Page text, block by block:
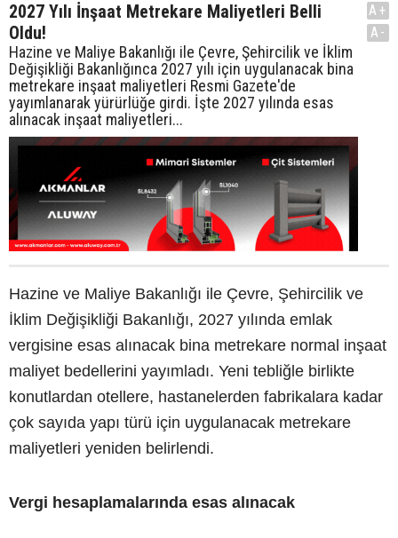
2027 Yılı İnşaat Metrekare Maliyetleri Belli
Oldu!
Hazine ve Maliye Bakanlığı ile Çevre, Şehircilik ve İklim
Değişikliği Bakanlığınca 2027 yılı için uygulanacak bina
metrekare inşaat maliyetleri Resmi Gazete'de
yayımlanarak yürürlüğe girdi. İşte 2027 yılında esas
alınacak inşaat maliyetleri...
A+
A-
Hazine ve Maliye Bakanlığı ile Çevre, Şehircilik ve
İklim Değişikliği Bakanlığı, 2027 yılında emlak
vergisine esas alınacak bina metrekare normal inşaat
maliyet bedellerini yayımladı. Yeni tebliğle birlikte
konutlardan otellere, hastanelerden fabrikalara kadar
çok sayıda yapı türü için uygulanacak metrekare
maliyetleri yeniden belirlendi.
Vergi hesaplamalarında esas alınacak